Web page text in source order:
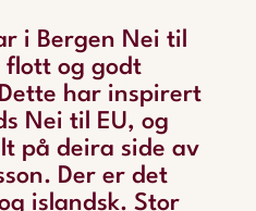
i Bergen Nei til
flott og godt
har inspirert
Nei til EU, og
på deira side av
Der er det
islandsk. Stor